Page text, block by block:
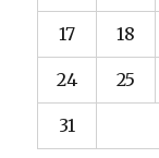
17 18
24 25
31